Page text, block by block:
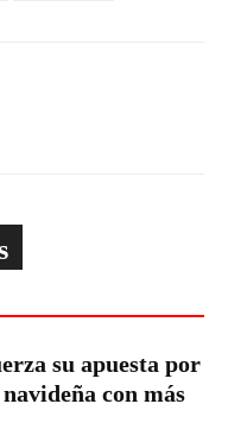
su apuesta por
con más